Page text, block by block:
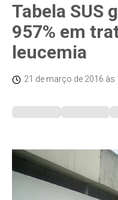
Tabela SUS
957% em
leucemia
21 de março de 2016 às